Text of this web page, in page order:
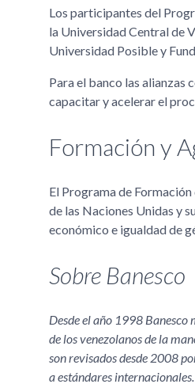
Los participantes del
la Universidad Central de
Universidad Posible y
Para el banco las alianzas
capacitar y acelerar el
Formación y
El Programa de
de las Naciones Unidas y
económico e igualdad de
Sobre Banesco
Desde el año 1998
de los venezolanos de la
son revisados desde 2008
a estándares